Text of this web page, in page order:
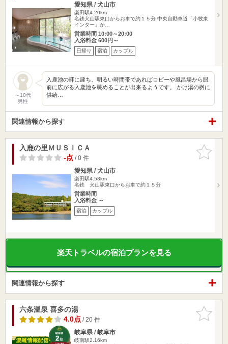
愛知県 / 犬山市
楽田駅4.20km
名鉄犬山駅東口からお車で約１５分 中央自動車道「小牧東
インター」か…
営業時間 10:00～20:00
入浴料金 600円～
日帰り 宿泊 カップル
～10代
男性
入鹿池の畔に建ち、明るい時間帯であればロビーや風呂場から眼
前に広がる入鹿池を眺めることが出来るようです。 かけ湯の桝に
供給…
関連情報から探す
お気に入
りに追加
入鹿の里ＭＵＳＩＣＡ
-点/ 0 件
愛知県 / 犬山市
楽田駅4.58km
名鉄 犬山駅東口からお車で約１５分
営業時間
入浴料金 ～
宿泊 カップル
楽天トラベルの宿泊プランを見る
関連情報から探す
お気に入
りに追加
六条温泉 喜多の湯
4.0点/ 20 件
岐阜県 / 岐阜市
岐南駅2.16km